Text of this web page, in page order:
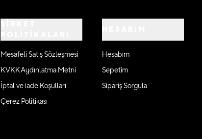
Mesafeli Satış Sözleşmesi
KVKK Aydınlatma Metni
İptal ve iade Koşulları
Çerez Politikası
Hesabım
Sepetim
Sipariş Sorgula